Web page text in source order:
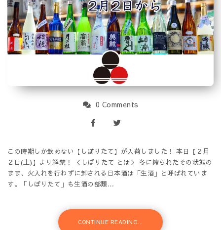
0 Comments
この時期しか飲めない【しぼりたて】が入荷しました！ 本日【２月
２日(土)】より解禁！ ＜しぼりたて とは＞ 冬に搾られたその状態の
まま、火入れを行わずに卸される日本酒は「生酒」と呼ばれていま
す。「しぼりたて」も生酒の部類…
CONTINUE READING...